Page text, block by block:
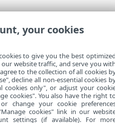
your cookies
to give you the best
our website traffic, and serve you
to the collection of all cookies
decline all non-essential cookies
cookies only", or adjust your
cookies". You also have the right
change your cookie
cookies" link in our
settings (if available). For